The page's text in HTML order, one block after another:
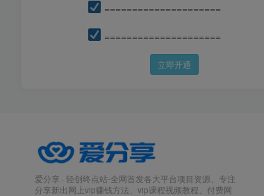
=====================
=====================
立即开通
爱分享 · 轻创终点站-全网首发各大平台项目资源、专注
分享新出网上vip赚钱方法、vip课程视频教程、付费网